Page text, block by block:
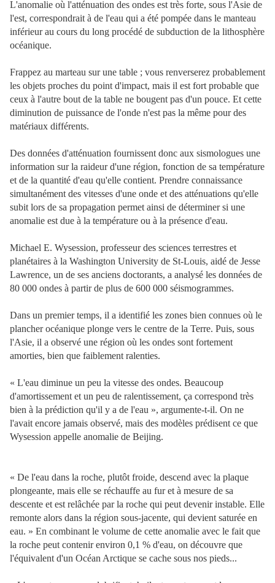
L'anomalie où l'atténuation des ondes est très forte, sous l'Asie de
l'est, correspondrait à de l'eau qui a été pompée dans le manteau
inférieur au cours du long procédé de subduction de la lithosphère
océanique.
Frappez au marteau sur une table ; vous renverserez probablement
les objets proches du point d'impact, mais il est fort probable que
ceux à l'autre bout de la table ne bougent pas d'un pouce. Et cette
diminution de puissance de l'onde n'est pas la même pour des
matériaux différents.
Des données d'atténuation fournissent donc aux sismologues une
information sur la raideur d'une région, fonction de sa température
et de la quantité d'eau qu'elle contient. Prendre connaissance
simultanément des vitesses d'une onde et des atténuations qu'elle
subit lors de sa propagation permet ainsi de déterminer si une
anomalie est due à la température ou à la présence d'eau.
Michael E. Wysession, professeur des sciences terrestres et
planétaires à la Washington University de St-Louis, aidé de Jesse
Lawrence, un de ses anciens doctorants, a analysé les données de
80 000 ondes à partir de plus de 600 000 séismogrammes.
Dans un premier temps, il a identifié les zones bien connues où le
plancher océanique plonge vers le centre de la Terre. Puis, sous
l'Asie, il a observé une région où les ondes sont fortement
amorties, bien que faiblement ralenties.
« L'eau diminue un peu la vitesse des ondes. Beaucoup
d'amortissement et un peu de ralentissement, ça correspond très
bien à la prédiction qu'il y a de l'eau », argumente-t-il. On ne
l'avait encore jamais observé, mais des modèles prédisent ce que
Wysession appelle anomalie de Beijing.
« De l'eau dans la roche, plutôt froide, descend avec la plaque
plongeante, mais elle se réchauffe au fur et à mesure de sa
descente et est relâchée par la roche qui peut devenir instable. Elle
remonte alors dans la région sous-jacente, qui devient saturée en
eau. » En combinant le volume de cette anomalie avec le fait que
la roche peut contenir environ 0,1 % d'eau, on découvre que
l'équivalent d'un Océan Arctique se cache sous nos pieds...